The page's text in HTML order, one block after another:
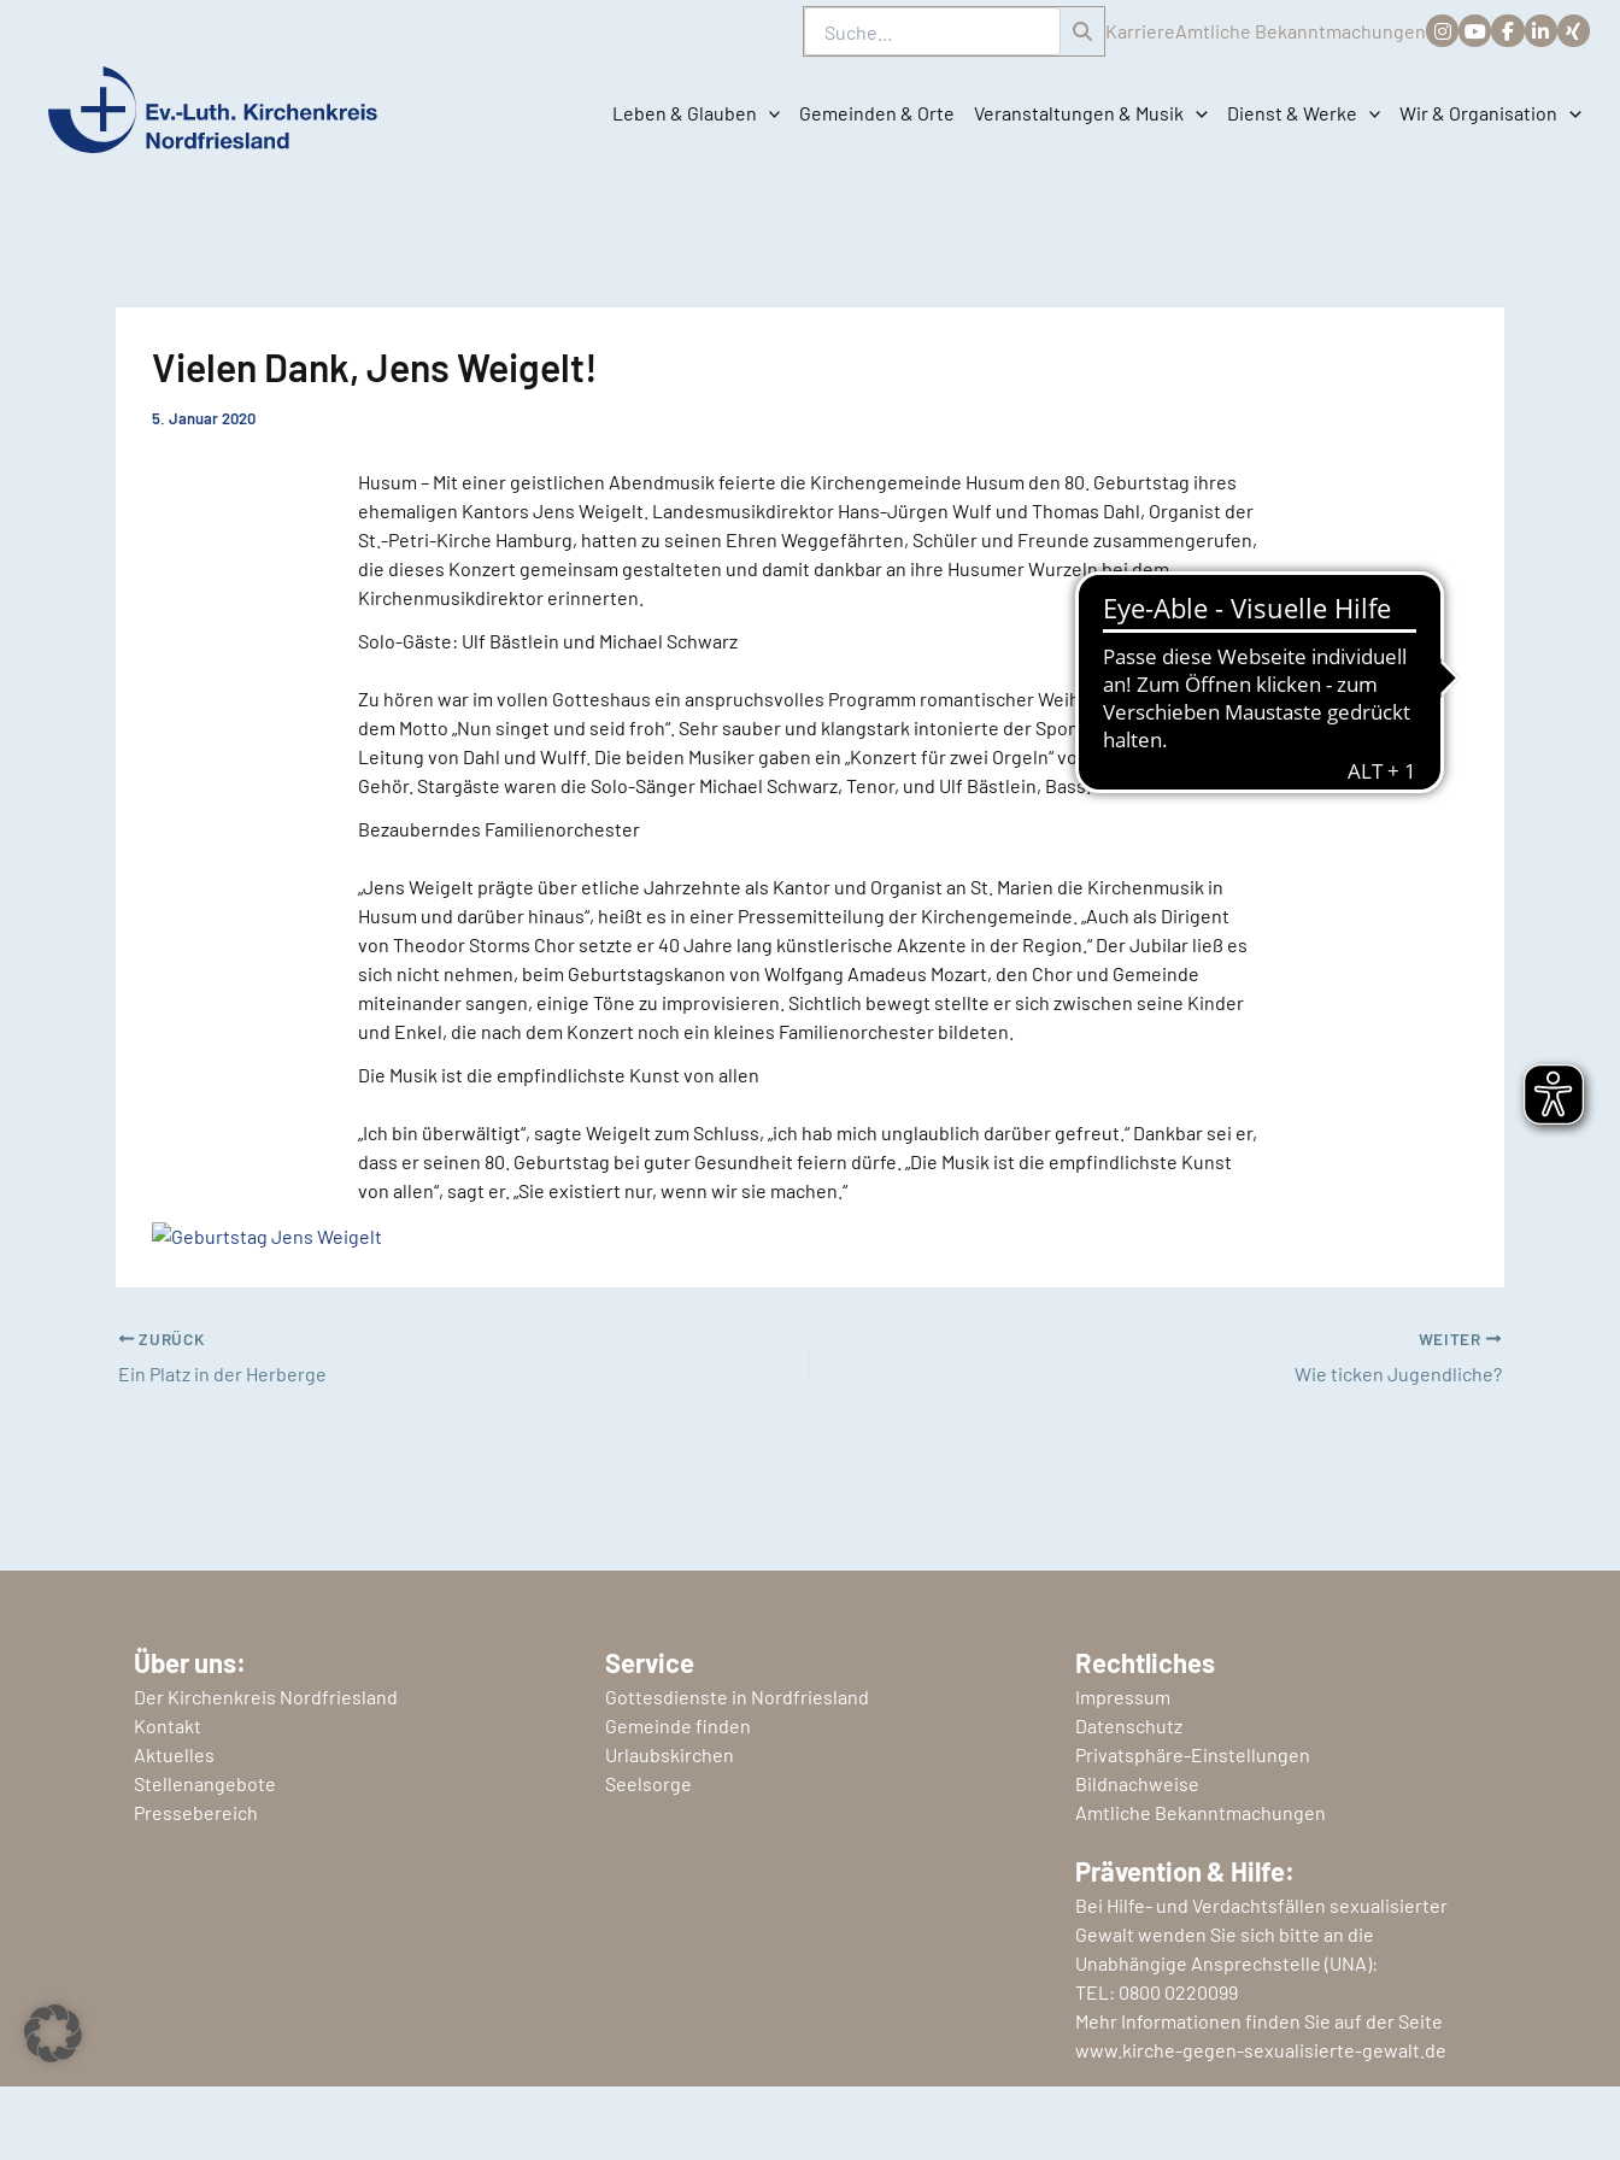
Suche KarriereAmtliche Bekanntmachungen
Ev.-
Leben & Glauben Gemeinden & Orte Veranstaltungen & Musik Dienst & Werke Wir & Organisation
Vielen Dank, Jens Weigelt!
5. Januar 2020
Husum – Mit einer geistlichen Abendmusik feierte die Kirchengemeinde Husum den 80. Geburtstag ihres
ehemaligen Kantors Jens Weigelt. Landesmusikdirektor Hans-Jürgen Wulf und Thomas Dahl, Organist der
St.-Petri-Kirche Hamburg, hatten zu seinen Ehren Weggefährten, Schüler und Freunde zusammengerufen,
die dieses Konzert gemeinsam gestalteten und damit dankbar an ihre Husumer Wurzeln bei dem
Kirchenmusikdirektor erinnerten.
Solo-Gäste: Ulf Bästlein und Michael Schwarz
Zu hören war im vollen Gotteshaus ein anspruchsvolles Programm romantischer Weihnachtsmusik unter
dem Motto „Nun singet und seid froh“. Sehr sauber und klangstark intonierte der Spontanchor unter
Leitung von Dahl und Wulff. Die beiden Musiker gaben ein „Konzert für zwei Orgeln“ von Josef Blanko zu
Gehör. Stargäste waren die Solo-Sänger Michael Schwarz, Tenor, und Ulf Bästlein, Bass.
Bezauberndes Familienorchester
„Jens Weigelt prägte über etliche Jahrzehnte als Kantor und Organist an St. Marien die Kirchenmusik in
Husum und darüber hinaus“, heißt es in einer Pressemitteilung der Kirchengemeinde. „Auch als Dirigent
von Theodor Storms Chor setzte er 40 Jahre lang künstlerische Akzente in der Region.“ Der Jubilar ließ es
sich nicht nehmen, beim Geburtstagskanon von Wolfgang Amadeus Mozart, den Chor und Gemeinde
miteinander sangen, einige Töne zu improvisieren. Sichtlich bewegt stellte er sich zwischen seine Kinder
und Enkel, die nach dem Konzert noch ein kleines Familienorchester bildeten.
Die Musik ist die empfindlichste Kunst von allen
„Ich bin überwältigt“, sagte Weigelt zum Schluss, „ich hab mich unglaublich darüber gefreut.“ Dankbar sei er,
dass er seinen 80. Geburtstag bei guter Gesundheit feiern dürfe. „Die Musik ist die empfindlichste Kunst
von allen“, sagt er. „Sie existiert nur, wenn wir sie machen.“
ZURÜCK
Ein Platz in der Herberge
WEITER
Wie ticken Jugendliche?
Über uns:
Der Kirchenkreis Nordfriesland
Kontakt
Aktuelles
Stellenangebote
Pressebereich
Service
Gottesdienste in Nordfriesland
Gemeinde finden
Urlaubskirchen
Seelsorge
Rechtliches
Impressum
Datenschutz
Privatsphäre-Einstellungen
Bildnachweise
Amtliche Bekanntmachungen
Prävention & Hilfe:
Bei Hilfe- und Verdachtsfällen sexualisierter
Gewalt wenden Sie sich bitte an die
Unabhängige Ansprechstelle (UNA):
TEL: 0800 0220099
Mehr Informationen finden Sie auf der Seite
www.kirche-gegen-sexualisierte-gewalt.de